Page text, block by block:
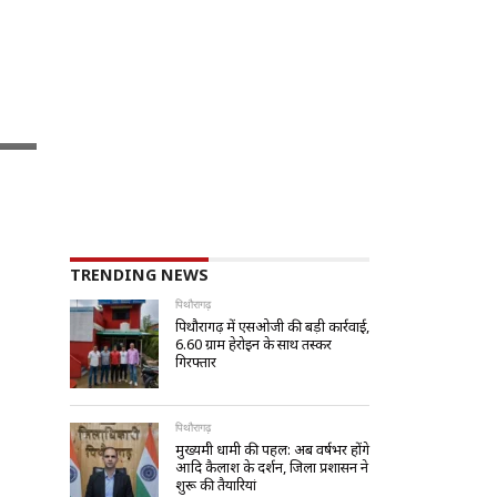
TRENDING NEWS
पिथौरागढ़
पिथौरागढ़ में एसओजी की बड़ी कार्रवाई,
6.60 ग्राम हेरोइन के साथ तस्कर
गिरफ्तार
पिथौरागढ़
मुख्यमंत्री धामी की पहल: अब वर्षभर होंगे
आदि कैलाश के दर्शन, जिला प्रशासन ने
शुरू की तैयारियां